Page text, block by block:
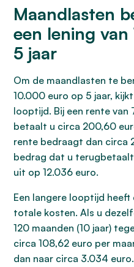
Maandlasten
een lening
5 jaar
Om de maandlasten te
10.000 euro op 5 jaar,
looptijd. Bij een rente van
betaalt u circa 200,60
rente bedraagt dan circa
bedrag dat u
uit op 12.036 euro.
Een langere looptijd
totale kosten. Als u
120 maanden (10 jaar)
circa 108,62 euro per
dan naar circa 3.034